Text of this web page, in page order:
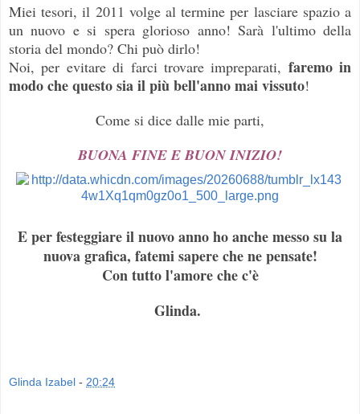
Miei tesori, il 2011 volge al termine per lasciare spazio a
un nuovo e si spera glorioso anno! Sarà l'ultimo della
storia del mondo? Chi può dirlo!
Noi, per evitare di farci trovare impreparati, faremo in
modo che questo sia il più bell'anno mai vissuto!
Come si dice dalle mie parti,
BUONA FINE E BUON INIZIO!
E per festeggiare il nuovo anno ho anche messo su la
nuova grafica, fatemi sapere che ne pensate!
Con tutto l'amore che c'è
Glinda.
Glinda Izabel - 20:24